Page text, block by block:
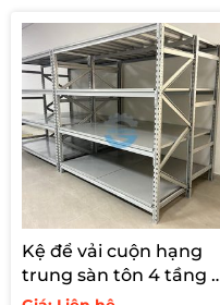
Kệ để vải cuộn hạng
trung sàn tôn 4 tầng –
tải 700kg